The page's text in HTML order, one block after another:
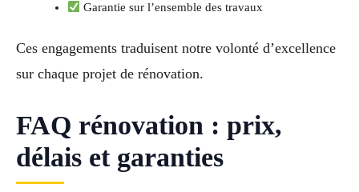
Garantie sur l’ensemble des travaux
Ces engagements traduisent notre volonté d’excellence
sur chaque projet de rénovation.
FAQ rénovation : prix,
délais et garanties